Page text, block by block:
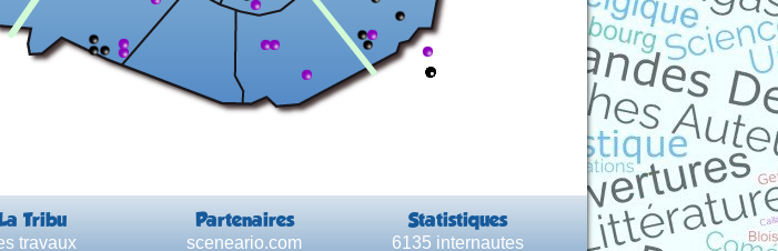
Tribu Partenaires Statistiques
travaux sceneario.com 6135 internautes